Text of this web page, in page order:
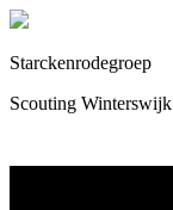
Starckenrodegroep
Scouting Winterswijk